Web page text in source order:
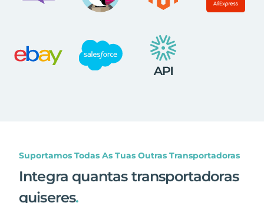
Suportamos Todas As Tuas Outras Transportadoras
Integra quantas transportadoras
quiseres.